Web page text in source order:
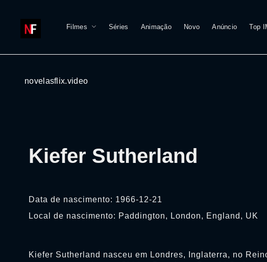
Filmes Séries Animação Novo Anúncio Top
novelasflix.video
Kiefer Sutherland
Data de nascimento: 1966-12-21
Local de nascimento: Paddington, London, England, UK
Kiefer Sutherland nasceu em Londres, Inglaterra, no